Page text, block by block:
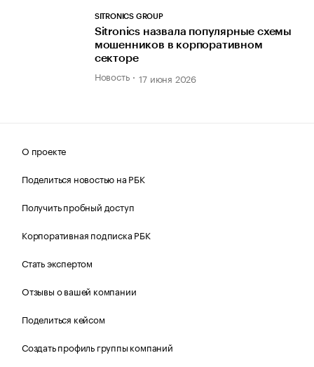
SITRONICS GROUP
Sitronics назвала популярные схемы
мошенников в корпоративном
секторе
Новость 17 июня 2026
О проекте
Поделиться новостью на РБК
Получить пробный доступ
Корпоративная подписка РБК
Стать экспертом
Отзывы о вашей компании
Поделиться кейсом
Создать профиль группы компаний